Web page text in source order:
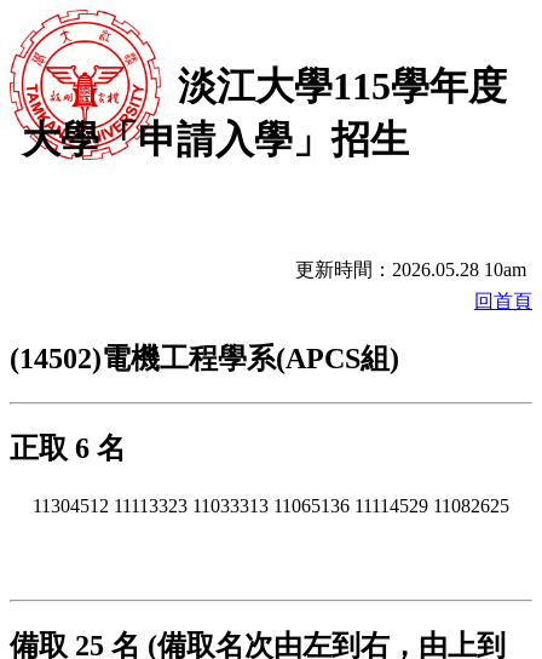
淡江大學115學年度
大學「申請入學」招生
更新時間：2026.05.28 10am
回首頁
(14502)電機工程學系(APCS組)
正取 6 名
11304512 11113323 11033313 11065136 11114529 11082625
備取 25 名 (備取名次由左到右，由上到